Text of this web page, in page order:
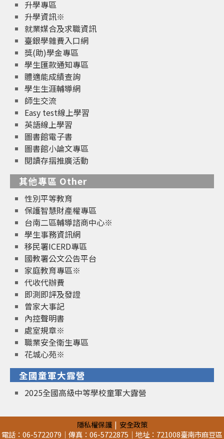
升學專區
升學資訊※
就業媒合及求職資訊
臺銀學雜費入口網
獎(助)學金專區
學生匯款通知專區
體適能成績查詢
學生生涯輔導網
師生交流
Easy test線上學習
英語線上學習
圖書館電子書
圖書館小論文專區
閱讀存摺推廣活動
其他專區 Other
性別平等教育
保護智慧財產權專區
台南二區輔導諮商中心※
學生事務資訊網
移民署ICERD專區
國教署公文公告平台
家庭教育專區※
代收代辦費
即測即評及發證
曾家大事記
內控聲明書
處室規章※
職業安全衛生專區
花城心苑※
全國童軍大露營
2025全國高級中等學校童軍大露營
隱私權保護
安全政策
電話：06-5722079｜傳真：06-5722875｜地址：721008臺南市麻豆區